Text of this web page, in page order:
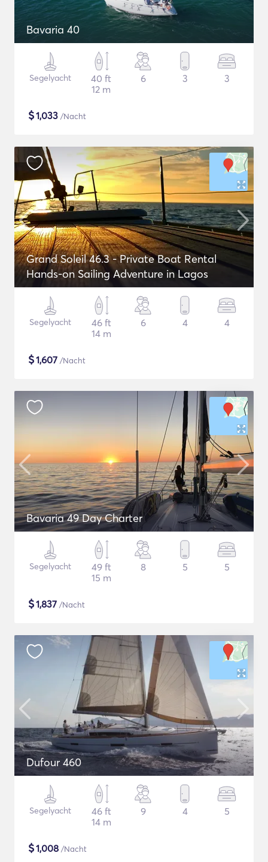
Bavaria 40
Segelyacht
40 ft
12 m
6 3 3
$1,033 /Nacht
Grand Soleil 46.3 - Private Boat Rental
Hands-on Sailing Adventure in Lagos
Segelyacht
46 ft
14 m
6 4 4
$1,607 /Nacht
Bavaria 49 Day Charter
Segelyacht
49 ft
15 m
8 5 5
$1,837 /Nacht
Dufour 460
Segelyacht
46 ft
14 m
9 4 5
$1,008 /Nacht